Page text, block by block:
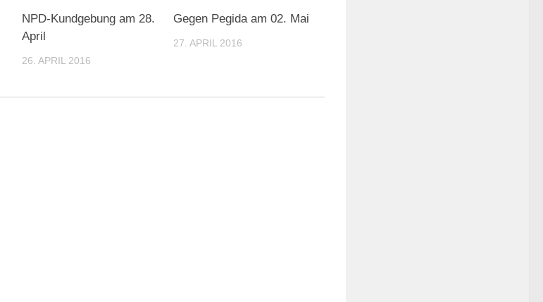
NPD-Kundgebung am 28.
April
26. APRIL 2016
Gegen Pegida am 02. Mai
27. APRIL 2016